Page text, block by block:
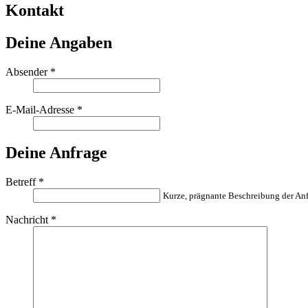
Kontakt
Deine Angaben
Absender *
E-Mail-Adresse *
Deine Anfrage
Betreff *
Kurze, prägnante Beschreibung der
Nachricht *